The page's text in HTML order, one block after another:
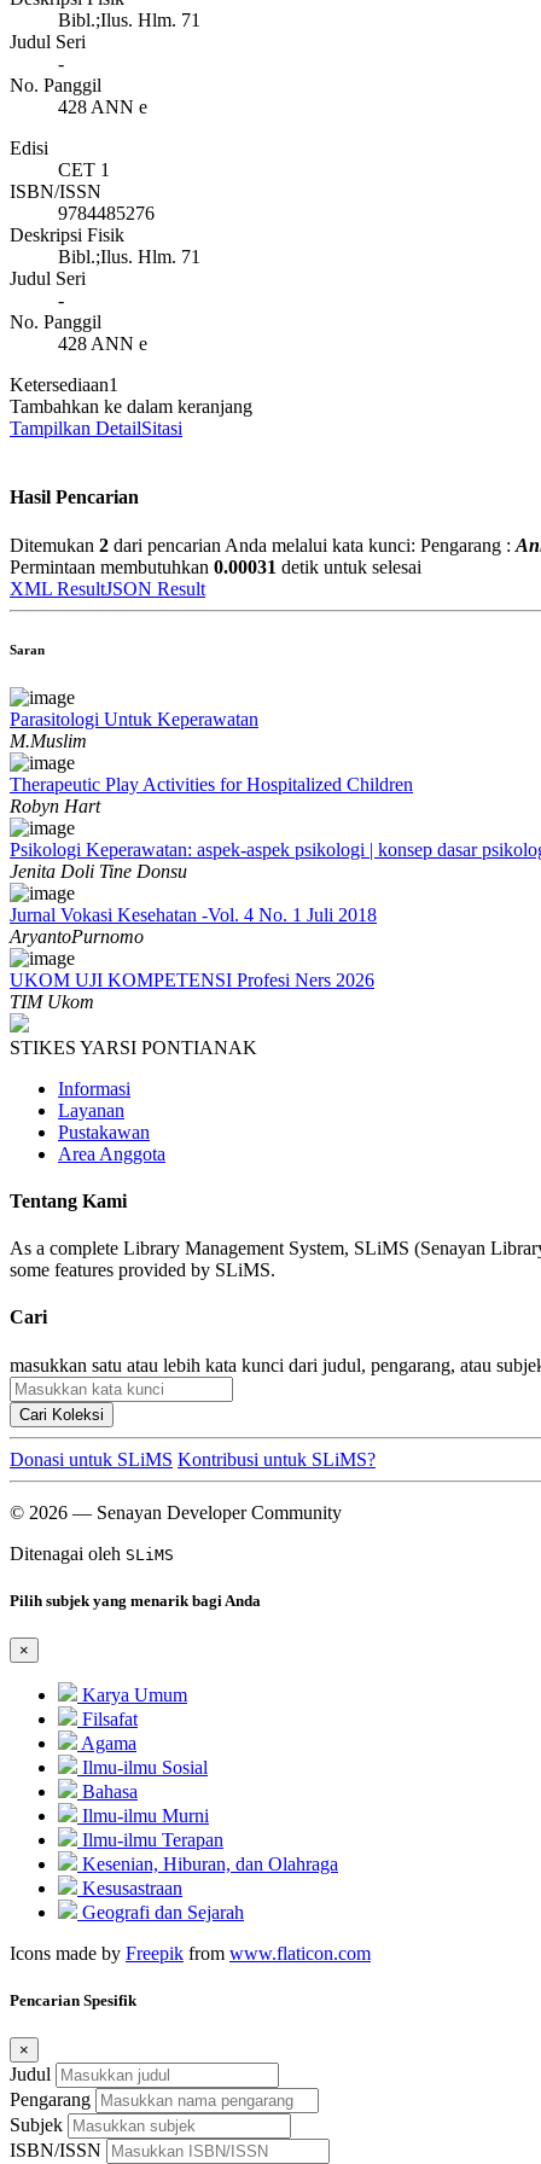
Bibl.;Ilus. Hlm. 71
Judul Seri
-
No. Panggil
428 ANN e
Edisi
CET 1
ISBN/ISSN
9784485276
Deskripsi Fisik
Bibl.;Ilus. Hlm. 71
Judul Seri
-
No. Panggil
428 ANN e
Ketersediaan1
Tambahkan ke dalam keranjang
Tampilkan DetailSitasi
Hasil Pencarian
Ditemukan 2 dari pencarian Anda melalui kata kunci: Pengarang :
Permintaan membutuhkan 0.00031 detik untuk selesai
XML ResultJSON Result
Saran
Parasitologi Untuk Keperawatan
M.Muslim
Therapeutic Play Activities for Hospitalized Children
Robyn Hart
Psikologi Keperawatan: aspek-aspek psikologi | konsep dasar
Jenita Doli Tine Donsu
Jurnal Vokasi Kesehatan -Vol. 4 No. 1 Juli 2018
AryantoPurnomo
UKOM UJI KOMPETENSI Profesi Ners 2026
TIM Ukom
STIKES YARSI PONTIANAK
Informasi
Layanan
Pustakawan
Area Anggota
Tentang Kami
As a complete Library Management System, SLiMS (Senayan
some features provided by SLiMS.
Cari
masukkan satu atau lebih kata kunci dari judul, pengarang, atau
Cari Koleksi
Donasi untuk SLiMS Kontribusi untuk SLiMS?
© 2026 — Senayan Developer Community
Ditenagai oleh SLiMS
Pilih subjek yang menarik bagi Anda
×
Karya Umum
Filsafat
Agama
Ilmu-ilmu Sosial
Bahasa
Ilmu-ilmu Murni
Ilmu-ilmu Terapan
Kesenian, Hiburan, dan Olahraga
Kesusastraan
Geografi dan Sejarah
Icons made by Freepik from www.flaticon.com
Pencarian Spesifik
×
Judul
Pengarang
Subjek
ISBN/ISSN